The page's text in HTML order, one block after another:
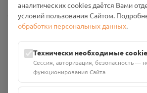
Общество с ограниченной
Проект Помним»
Юридический адрес: 216790, Смоленская
Руднянский, г. Рудня, улица Западная, д.
Номер счёта: 40702810901130004287 в
Кор. счёт: 30101810200000000593
аналитических cookies даётся Вами
условий пользования Сайтом.
обработки персональных данных.
Технически необходимые
Сессия, авторизация, безопасность —
функционирования Сайта